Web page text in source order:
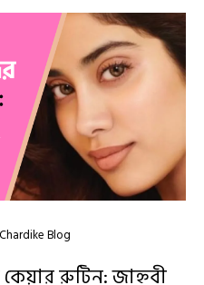
Chardike Blog
রুটিন: জাহ্নবী